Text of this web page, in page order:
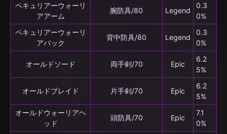
ペキュリアーウォーリ
アアーム
腕防具/80 Legend
0.3
0%
ペキュリアーウォーリ
アバック
背中防具/80 Legend
0.3
0%
オールドソード 両手剣/70 Epic
6.2
5%
オールドブレイド 片手剣/70 Epic
6.2
5%
オールドウォーリアヘ
ッド
頭防具/70 Epic
7.1
0%